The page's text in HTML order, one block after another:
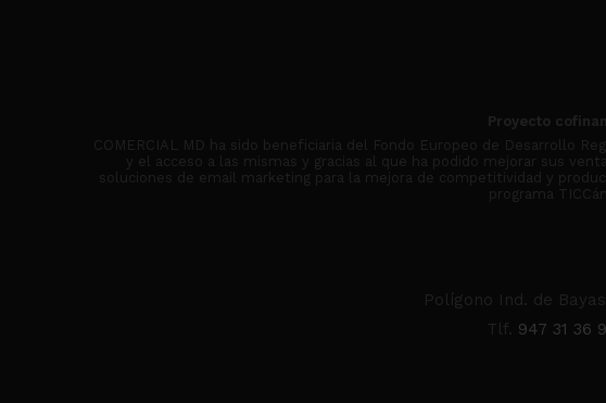
Proyecto
COMERCIAL MD ha sido beneficiaria del Fondo Europeo de Desarrollo
y el acceso a las mismas y gracias al que ha podido mejorar sus
soluciones de email marketing para la mejora de competitividad y
programa
Polígono Ind. de
Tlf. 947 31 36